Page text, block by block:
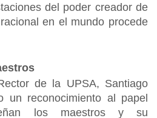
del poder creador de
en el mundo procede
de la UPSA, Santiago
un reconocimiento al papel
los maestros y su